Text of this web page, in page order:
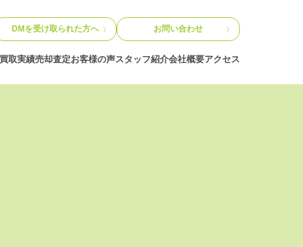
DMを受け取られた方へ お問い合わせ
買取実績売却査定お客様の声スタッフ紹介会社概要アクセス